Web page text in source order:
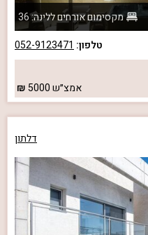
מקסימום אורחים ללינה: 36
טלפון: 052-9123471
אמצ״ש5000
דלתון